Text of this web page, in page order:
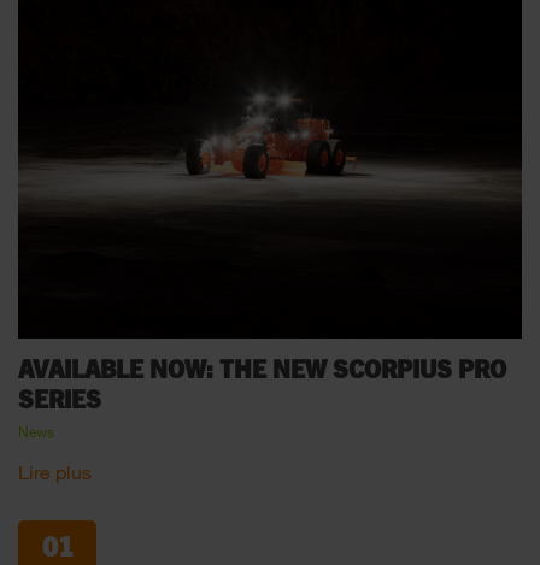
AVAILABLE NOW: THE NEW SCORPIUS PRO
SERIES
News
Lire plus
01